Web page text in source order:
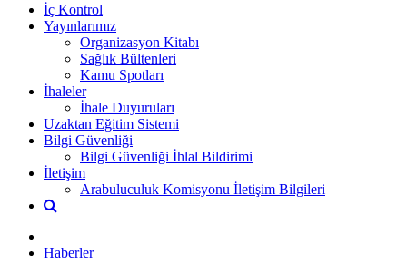
İç Kontrol
Yayınlarımız
Organizasyon Kitabı
Sağlık Bültenleri
Kamu Spotları
İhaleler
İhale Duyuruları
Uzaktan Eğitim Sistemi
Bilgi Güvenliği
Bilgi Güvenliği İhlal Bildirimi
İletişim
Arabuluculuk Komisyonu İletişim Bilgileri
Haberler